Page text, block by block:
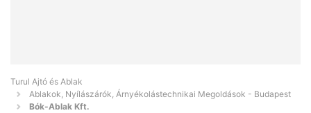
Turul Ajtó és Ablak
Ablakok, Nyílászárók, Árnyékolástechnikai Megoldások - Budapest
Bók-Ablak Kft.